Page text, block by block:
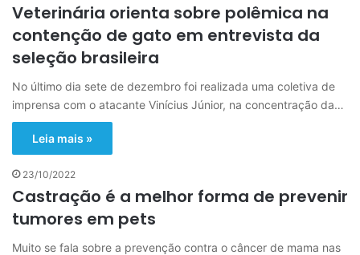
Veterinária orienta sobre polêmica na
contenção de gato em entrevista da
seleção brasileira
No último dia sete de dezembro foi realizada uma coletiva de
imprensa com o atacante Vinícius Júnior, na concentração da…
Leia mais »
23/10/2022
Castração é a melhor forma de prevenir
tumores em pets
Muito se fala sobre a prevenção contra o câncer de mama nas